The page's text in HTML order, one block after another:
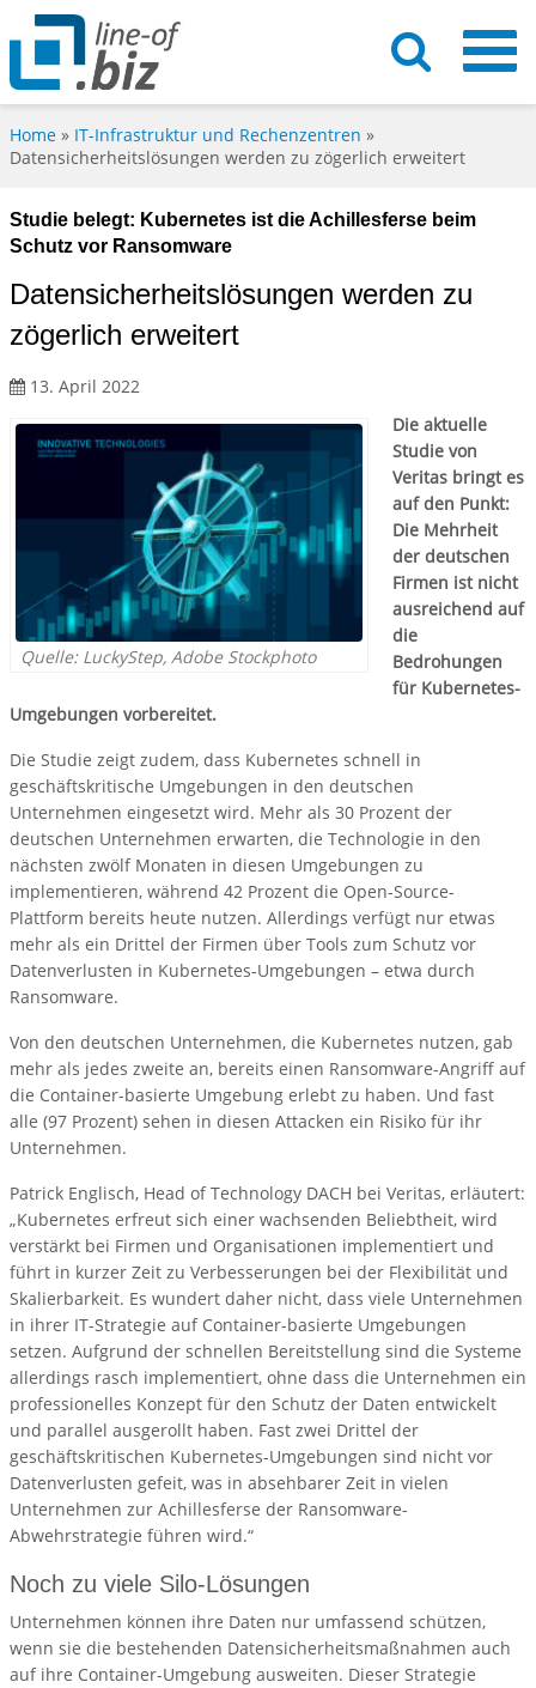
Home » IT-Infrastruktur und Rechenzentren »
Datensicherheitslösungen werden zu zögerlich erweitert
Studie belegt: Kubernetes ist die Achillesferse beim
Schutz vor Ransomware
Datensicherheitslösungen werden zu
zögerlich erweitert
13. April 2022
Quelle: LuckyStep, Adobe Stockphoto
Die aktuelle
Studie von
Veritas bringt es
auf den Punkt:
Die Mehrheit
der deutschen
Firmen ist nicht
ausreichend auf
die
Bedrohungen
für Kubernetes-
Umgebungen vorbereitet.
Die Studie zeigt zudem, dass Kubernetes schnell in
geschäftskritische Umgebungen in den deutschen
Unternehmen eingesetzt wird. Mehr als 30 Prozent der
deutschen Unternehmen erwarten, die Technologie in den
nächsten zwölf Monaten in diesen Umgebungen zu
implementieren, während 42 Prozent die Open-Source-
Plattform bereits heute nutzen. Allerdings verfügt nur etwas
mehr als ein Drittel der Firmen über Tools zum Schutz vor
Datenverlusten in Kubernetes-Umgebungen – etwa durch
Ransomware.
Von den deutschen Unternehmen, die Kubernetes nutzen, gab
mehr als jedes zweite an, bereits einen Ransomware-Angriff auf
die Container-basierte Umgebung erlebt zu haben. Und fast
alle (97 Prozent) sehen in diesen Attacken ein Risiko für ihr
Unternehmen.
Patrick Englisch, Head of Technology DACH bei Veritas, erläutert:
„Kubernetes erfreut sich einer wachsenden Beliebtheit, wird
verstärkt bei Firmen und Organisationen implementiert und
führt in kurzer Zeit zu Verbesserungen bei der Flexibilität und
Skalierbarkeit. Es wundert daher nicht, dass viele Unternehmen
in ihrer IT-Strategie auf Container-basierte Umgebungen
setzen. Aufgrund der schnellen Bereitstellung sind die Systeme
allerdings rasch implementiert, ohne dass die Unternehmen ein
professionelles Konzept für den Schutz der Daten entwickelt
und parallel ausgerollt haben. Fast zwei Drittel der
geschäftskritischen Kubernetes-Umgebungen sind nicht vor
Datenverlusten gefeit, was in absehbarer Zeit in vielen
Unternehmen zur Achillesferse der Ransomware-
Abwehrstrategie führen wird.“
Noch zu viele Silo-Lösungen
Unternehmen können ihre Daten nur umfassend schützen,
wenn sie die bestehenden Datensicherheitsmaßnahmen auch
auf ihre Container-Umgebung ausweiten. Dieser Strategie